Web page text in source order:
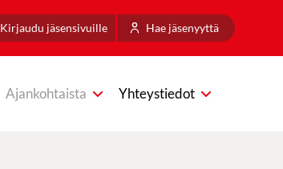
Kirjaudu jäsensivuille Hae jäsenyyttä
Ajankohtaista Yhteystiedot